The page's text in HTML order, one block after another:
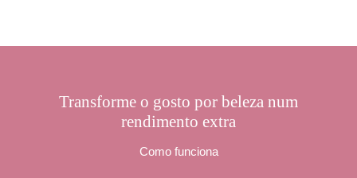
Transforme o gosto por beleza num
rendimento extra
Como funciona